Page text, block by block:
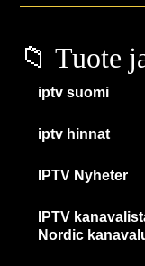
📁 Tuote
iptv suomi
iptv hinnat
IPTV Nyheter
IPTV
Nordic